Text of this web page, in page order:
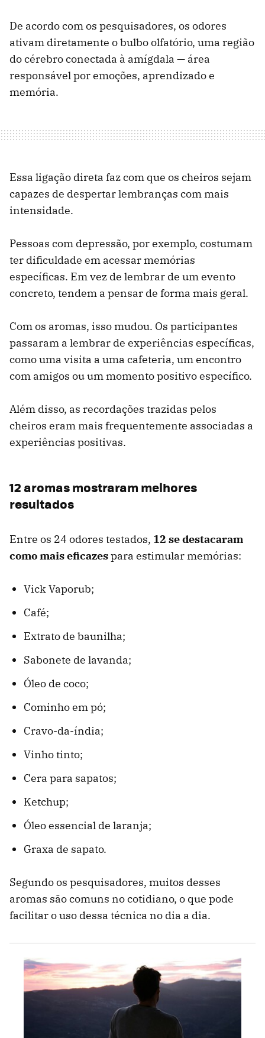
De acordo com os pesquisadores, os odores
ativam diretamente o bulbo olfatório, uma região
do cérebro conectada à amígdala — área
responsável por emoções, aprendizado e
memória.
Essa ligação direta faz com que os cheiros sejam
capazes de despertar lembranças com mais
intensidade.
Pessoas com depressão, por exemplo, costumam
ter dificuldade em acessar memórias
específicas. Em vez de lembrar de um evento
concreto, tendem a pensar de forma mais geral.
Com os aromas, isso mudou. Os participantes
passaram a lembrar de experiências específicas,
como uma visita a uma cafeteria, um encontro
com amigos ou um momento positivo específico.
Além disso, as recordações trazidas pelos
cheiros eram mais frequentemente associadas a
experiências positivas.
12 aromas mostraram melhores
resultados
Entre os 24 odores testados, 12 se destacaram
como mais eficazespara estimular memórias:
Vick Vaporub;
Café;
Extrato de baunilha;
Sabonete de lavanda;
Óleo de coco;
Cominho em pó;
Cravo-da-índia;
Vinho tinto;
Cera para sapatos;
Ketchup;
Óleo essencial de laranja;
Graxa de sapato.
Segundo os pesquisadores, muitos desses
aromas são comuns no cotidiano, o que pode
facilitar o uso dessa técnica no dia a dia.